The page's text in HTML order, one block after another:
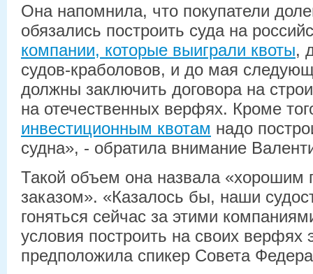
Она напомнила, что покупатели
обязались построить суда на
компании, которые выиграли квоты,
судов-краболовов, и до мая
должны заключить договора на
на отечественных верфях. Кроме
инвестиционным квотам надо
судна», - обратила внимание
Такой объем она назвала «хорошим
заказом». «Казалось бы, наши
гоняться сейчас за этими
условия построить на своих верфях
предположила спикер Совета